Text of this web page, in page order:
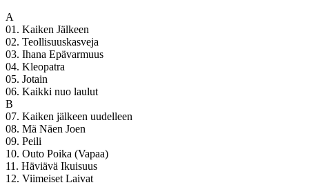
A
01. Kaiken Jälkeen
02. Teollisuuskasveja
03. Ihana Epävarmuus
04. Kleopatra
05. Jotain
06. Kaikki nuo laulut
B
07. Kaiken jälkeen uudelleen
08. Mä Näen Joen
09. Peili
10. Outo Poika (Vapaa)
11. Häviävä Ikuisuus
12. Viimeiset Laivat